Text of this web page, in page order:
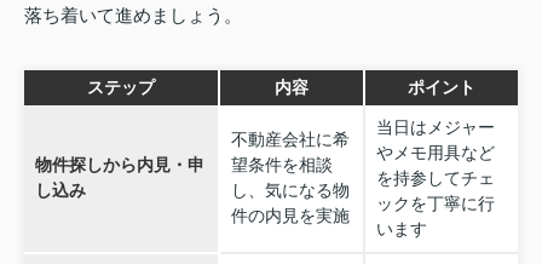
落ち着いて進めましょう。
ステップ 内容 ポイント
物件探しから内見・申
し込み
不動産会社に希
望条件を相談
し、気になる物
件の内見を実施
当日はメジャー
やメモ用具など
を持参してチェ
ックを丁寧に行
います